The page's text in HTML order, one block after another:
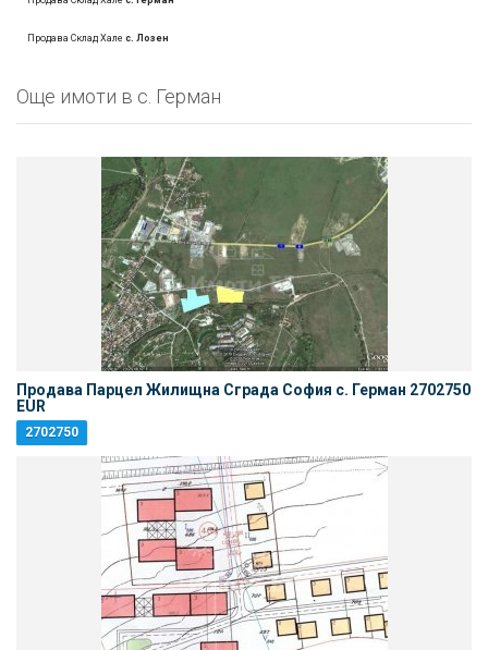
Продава Склад Хале с. Лозен
Oще имоти в с. Герман
Продава Парцел Жилищна Сграда София с. Герман 2702750
EUR
2702750